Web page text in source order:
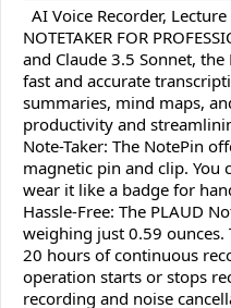
AI Voice Recorder,
NOTETAKER FOR
and Claude 3.5 Sonnet,
fast and accurate
summaries, mind maps,
productivity and
Note-Taker: The NotePin
magnetic pin and clip.
wear it like a badge for
Hassle-Free: The PLAUD
weighing just 0.59
20 hours of continuous
operation starts or stops
recording and noise